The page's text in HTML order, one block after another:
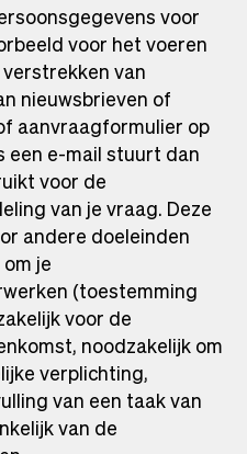
voor
voor het voeren
van
nieuwsbrieven of
aanvraagformulier op
een e-mail stuurt dan
voor de
van je vraag. Deze
andere doeleinden
je
(toestemming
voor de
noodzakelijk om
verplichting,
van een taak van
van de